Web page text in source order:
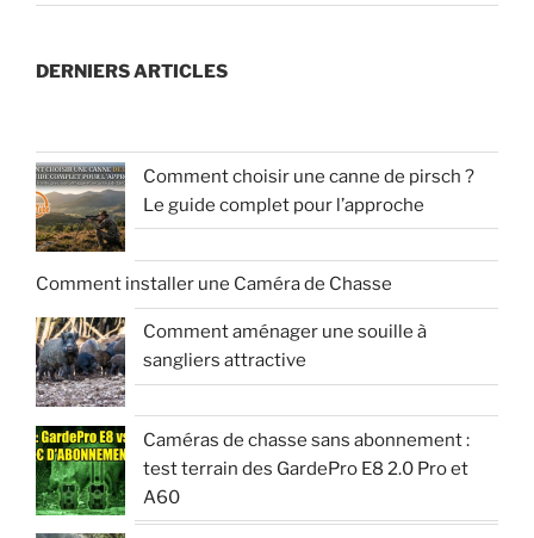
DERNIERS ARTICLES
Comment choisir une canne de pirsch ?
Le guide complet pour l’approche
Comment installer une Caméra de Chasse
Comment aménager une souille à
sangliers attractive
Caméras de chasse sans abonnement :
test terrain des GardePro E8 2.0 Pro et
A60